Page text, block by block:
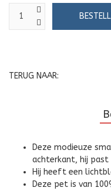
TERUG NAAR:
Deze modieuze
achterkant, hij
Hij heeft een
Deze pet is van